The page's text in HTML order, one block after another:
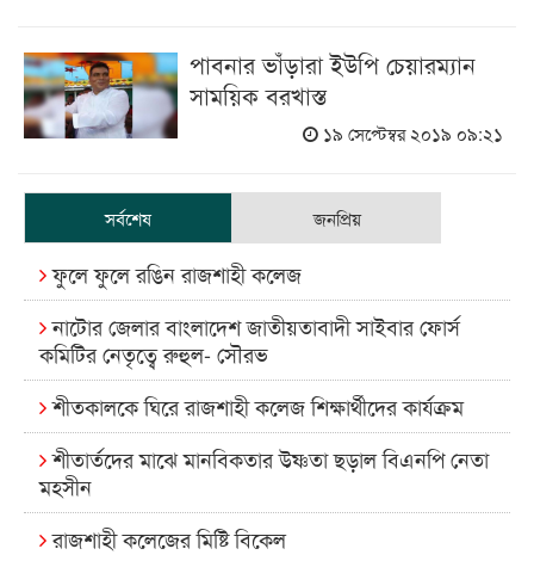
পাবনার ভাঁড়ারা ইউপি চেয়ারম্যান
সাময়িক বরখাস্ত
১৯ সেপ্টেম্বর ২০১৯ ০৯:২১
সর্বশেষ জনপ্রিয়
ফুলে ফুলে রঙিন রাজশাহী কলেজ
নাটোর জেলার বাংলাদেশ জাতীয়তাবাদী সাইবার ফোর্স
কমিটির নেতৃত্বে রুহুল- সৌরভ
শীতকালকে ঘিরে রাজশাহী কলেজ শিক্ষার্থীদের কার্যক্রম
শীতার্তদের মাঝে মানবিকতার উষ্ণতা ছড়াল বিএনপি নেতা
মহসীন
রাজশাহী কলেজের মিষ্টি বিকেল